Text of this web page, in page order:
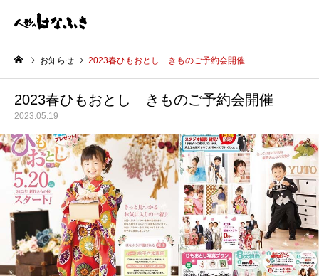
お知らせ 2023春ひもおとし きものご予約会開催
2023春ひもおとし きものご予約会開催
2023.05.19